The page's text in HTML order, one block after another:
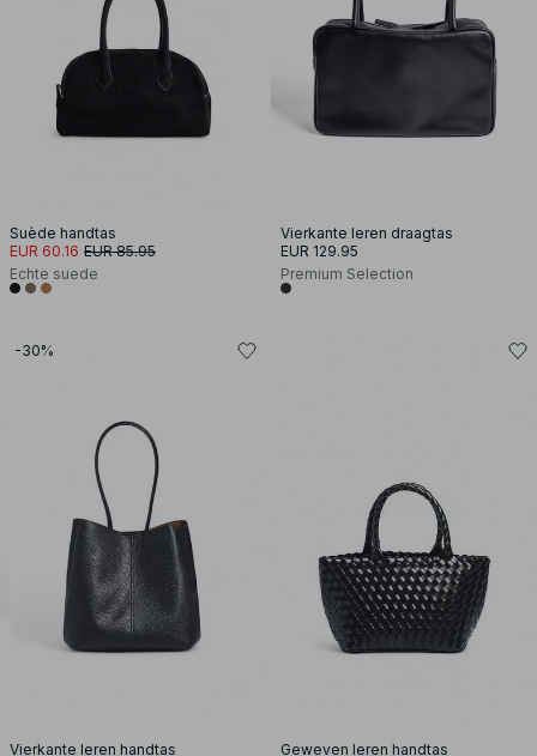
Suède handtas
EUR 60.16 EUR 85.95
Echte suede
Vierkante leren draagtas
EUR 129.95
Premium Selection
-30%
Vierkante leren handtas Geweven leren handtas